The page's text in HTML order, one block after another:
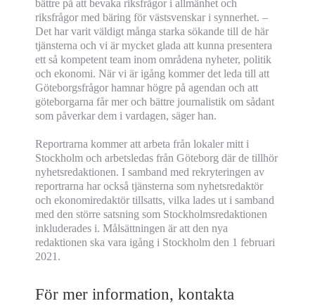
bättre på att bevaka riksfrågor i allmänhet och
riksfrågor med bäring för västsvenskar i synnerhet. –
Det har varit väldigt många starka sökande till de här
tjänsterna och vi är mycket glada att kunna presentera
ett så kompetent team inom områdena nyheter, politik
och ekonomi. När vi är igång kommer det leda till att
Göteborgsfrågor hamnar högre på agendan och att
göteborgarna får mer och bättre journalistik om sådant
som påverkar dem i vardagen, säger han.
Reportrarna kommer att arbeta från lokaler mitt i
Stockholm och arbetsledas från Göteborg där de tillhör
nyhetsredaktionen. I samband med rekryteringen av
reportrarna har också tjänsterna som nyhetsredaktör
och ekonomiredaktör tillsatts, vilka lades ut i samband
med den större satsning som Stockholmsredaktionen
inkluderades i. Målsättningen är att den nya
redaktionen ska vara igång i Stockholm den 1 februari
2021.
För mer information, kontakta